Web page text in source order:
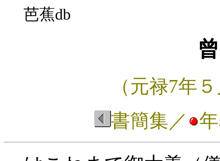
芭蕉db
（元禄7年
書簡集／